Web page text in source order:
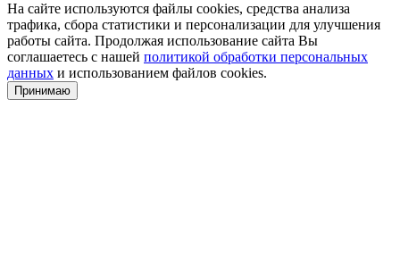
На сайте используются файлы cookies, средства анализа
трафика, сбора статистики и персонализации для улучшения
работы сайта. Продолжая использование сайта Вы
соглашаетесь с нашей политикой обработки персональных
данных и использованием файлов cookies.
Принимаю